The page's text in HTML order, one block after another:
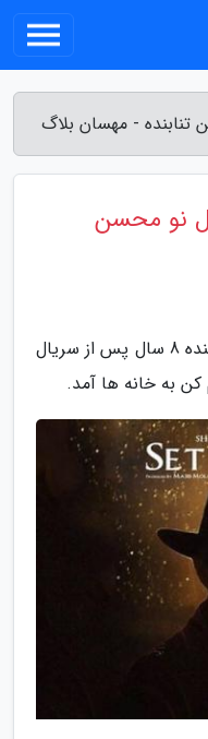
تنابنده - مهسان بلاگ
نو محسن
به گزارش مهسان بلاگ، محسن تنابنده 8 سال پس از سریال
کن به خانه ها آمد.